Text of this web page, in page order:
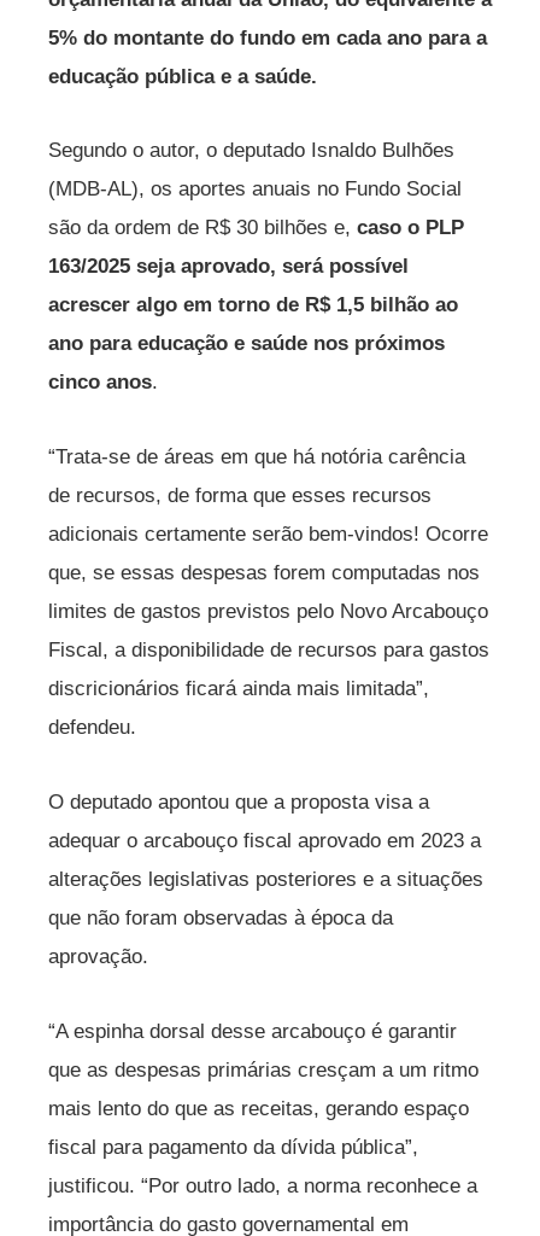
5% do montante do fundo em cada ano para a
educação pública e a saúde.
Segundo o autor, o deputado Isnaldo Bulhões
(MDB-AL), os aportes anuais no Fundo Social
são da ordem de R$ 30 bilhões e, caso o PLP
163/2025 seja aprovado, será possível
acrescer algo em torno de R$ 1,5 bilhão ao
ano para educação e saúde nos próximos
cinco anos.
“Trata-se de áreas em que há notória carência
de recursos, de forma que esses recursos
adicionais certamente serão bem-vindos! Ocorre
que, se essas despesas forem computadas nos
limites de gastos previstos pelo Novo Arcabouço
Fiscal, a disponibilidade de recursos para gastos
discricionários ficará ainda mais limitada”,
defendeu.
O deputado apontou que a proposta visa a
adequar o arcabouço fiscal aprovado em 2023 a
alterações legislativas posteriores e a situações
que não foram observadas à época da
aprovação.
“A espinha dorsal desse arcabouço é garantir
que as despesas primárias cresçam a um ritmo
mais lento do que as receitas, gerando espaço
fiscal para pagamento da dívida pública”,
justificou. “Por outro lado, a norma reconhece a
importância do gasto governamental em